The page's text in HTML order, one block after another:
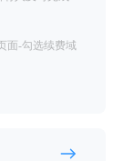
面-勾选续费域